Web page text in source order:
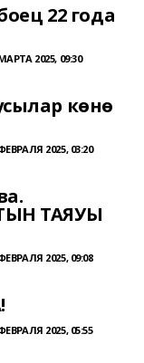
22 года
2025, 09:30
көнө
2025, 03:20
ТАЯУЫ
2025, 09:08
2025, 05:55